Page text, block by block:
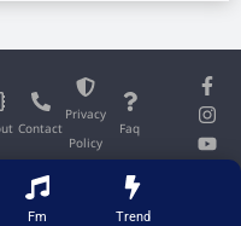
Fm Trend
Contact
Privacy
Policy
Faq